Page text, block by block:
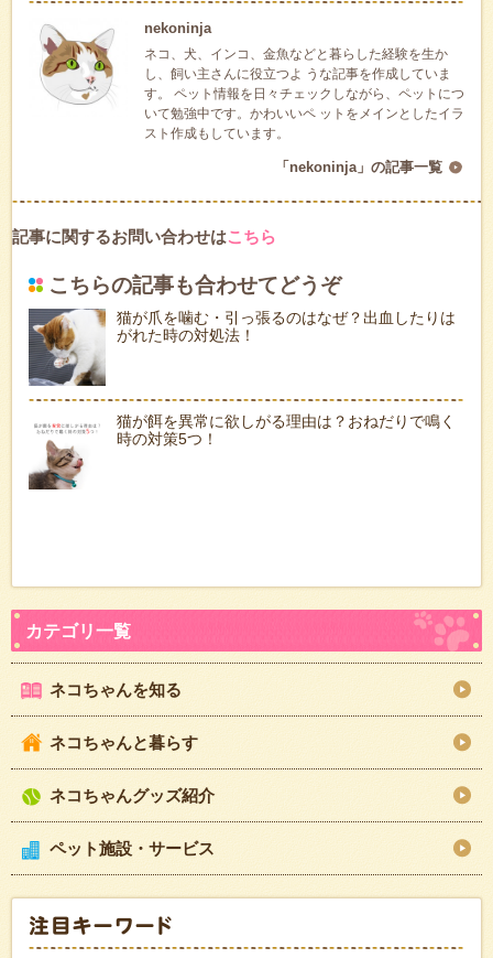
nekoninja
ネコ、犬、インコ、金魚などと暮らした経験を生か
し、飼い主さんに役立つよ うな記事を作成していま
す。 ペット情報を日々チェックしながら、ペットにつ
いて勉強中です。かわいいペ ットをメインとしたイラ
スト作成もしています。
「nekoninja」の記事一覧
記事に関するお問い合わせはこちら
こちらの記事も合わせてどうぞ
猫が爪を噛む・引っ張るのはなぜ？出血したりは
がれた時の対処法！
猫が餌を異常に欲しがる理由は？おねだりで鳴く
時の対策5つ！
ネコちゃんを知る
ネコちゃんと暮らす
ネコちゃんグッズ紹介
ペット施設・サービス